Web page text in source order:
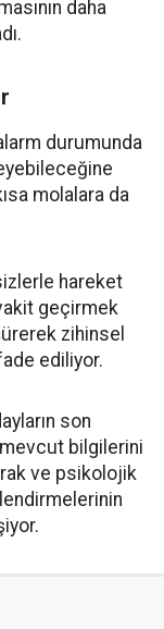
daha
durumunda
molalara da
hareket
geçirmek
zihinsel
ediliyor.
son
bilgilerini
ve psikolojik